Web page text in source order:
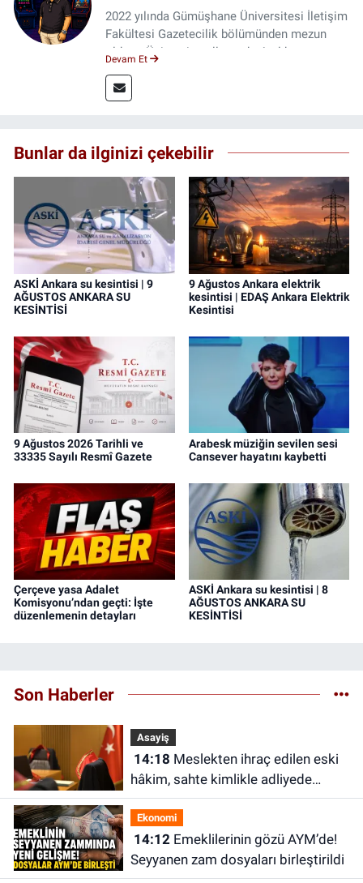
2022 yılında Gümüşhane Üniversitesi İletişim
Fakültesi Gazetecilik bölümünden mezun
oldum. Üniversite yıllarımda 4 yıl boyunca
saha deneyimi kazandım. 2023 yılından beri
Genç Gazete'de okurlarımıza haber
Devam Et
Bunlar da ilginizi çekebilir
ASKİ Ankara su kesintisi | 9
AĞUSTOS ANKARA SU
KESİNTİSİ
9 Ağustos Ankara elektrik
kesintisi | EDAŞ Ankara Elektrik
Kesintisi
9 Ağustos 2026 Tarihli ve
33335 Sayılı Resmî Gazete
Arabesk müziğin sevilen sesi
Cansever hayatını kaybetti
Çerçeve yasa Adalet
Komisyonu’ndan geçti: İşte
düzenlemenin detayları
ASKİ Ankara su kesintisi | 8
AĞUSTOS ANKARA SU
KESİNTİSİ
Son Haberler
Asayiş
14:18
hâkim, sahte kimlikle adliyede
yakalandı
Ekonomi
14:12Emeklilerinin gözü AYM’de!
Seyyanen zam dosyaları birleştirildi